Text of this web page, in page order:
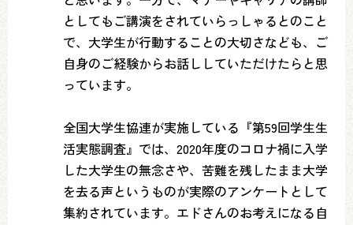
としてもご講演をされていらっしゃるとのこと
で、大学生が行動することの大切さなども、ご
自身のご経験からお話ししていただけたらと思
っています。
全国大学生協連が実施している『第59回学生生
活実態調査』では、2020年度のコロナ禍に入学
した大学生の無念さや、苦難を残したまま大学
を去る声というものが実際のアンケートとして
集約されています。エドさんのお考えになる自